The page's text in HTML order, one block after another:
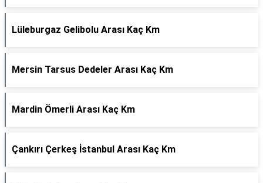
Lüleburgaz Gelibolu Arası Kaç Km
Mersin Tarsus Dedeler Arası Kaç Km
Mardin Ömerli Arası Kaç Km
Çankırı Çerkeş İstanbul Arası Kaç Km